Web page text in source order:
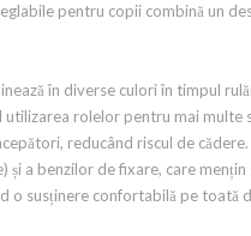
pentru copii combină un
în diverse culori în timpul
rolelor pentru mai multe
reducând riscul de cădere.
a benzilor de fixare, care mențin
o susținere confortabilă pe toată